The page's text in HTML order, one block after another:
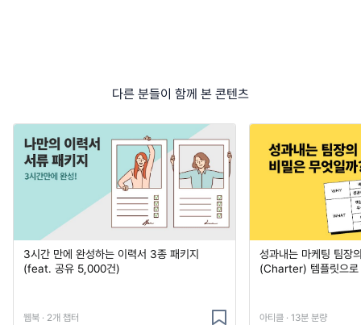
다른 분들이 함께 본 콘텐츠
3시간 만에 완성하는 이력서 3종 패키지
(feat. 공유 5,000건)
웹북 · 2개 챕터
성과내는 마케팅 팀장
(Charter) 템플릿으로
아티클 · 13분 분량